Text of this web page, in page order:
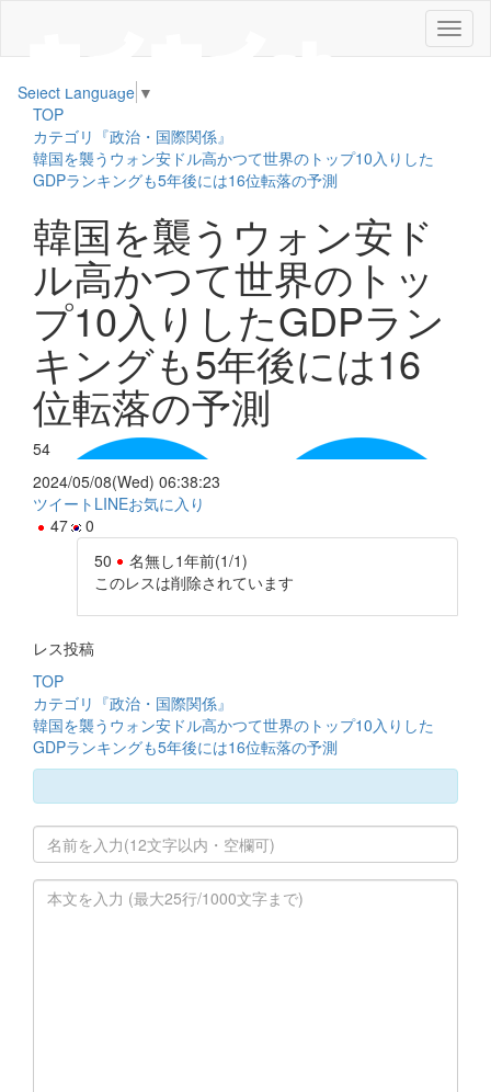
メ
ニ
Select Language ▼
TOP
カテゴリ『政治・国際関係』
韓国を襲うウォン安ドル高かつて世界のトップ10入りした
GDPランキングも5年後には16位転落の予測
韓国を襲うウォン安ド
ル高かつて世界のトッ
プ10入りしたGDPラン
キングも5年後には16
位転落の予測
54
2024/05/08(Wed) 06:38:23
ツイート LINEお気に入り
47
0
50
名無し1年前(1/1)
このレスは削除されています
レス投稿
TOP
カテゴリ『政治・国際関係』
韓国を襲うウォン安ドル高かつて世界のトップ10入りした
GDPランキングも5年後には16位転落の予測